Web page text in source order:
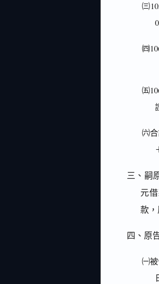
㈢
㈣
㈤
㈥
三、嗣
元
款
四、原
㈠